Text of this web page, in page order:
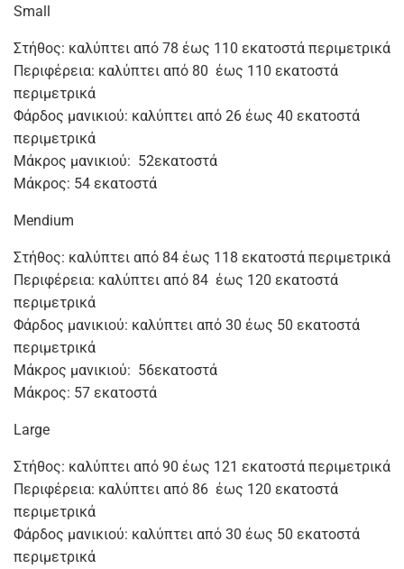
Small
Στήθος: καλύπτει από 78 έως 110 εκατοστά περιμετρικά
Περιφέρεια: καλύπτει από 80 έως 110 εκατοστά
περιμετρικά
Φάρδος μανικιού: καλύπτει από 26 έως 40 εκατοστά
περιμετρικά
Μάκρος μανικιού: 52εκατοστά
Μάκρος: 54 εκατοστά
Mendium
Στήθος: καλύπτει από 84 έως 118 εκατοστά περιμετρικά
Περιφέρεια: καλύπτει από 84 έως 120 εκατοστά
περιμετρικά
Φάρδος μανικιού: καλύπτει από 30 έως 50 εκατοστά
περιμετρικά
Μάκρος μανικιού: 56εκατοστά
Μάκρος: 57 εκατοστά
Large
Στήθος: καλύπτει από 90 έως 121 εκατοστά περιμετρικά
Περιφέρεια: καλύπτει από 86 έως 120 εκατοστά
περιμετρικά
Φάρδος μανικιού: καλύπτει από 30 έως 50 εκατοστά
περιμετρικά